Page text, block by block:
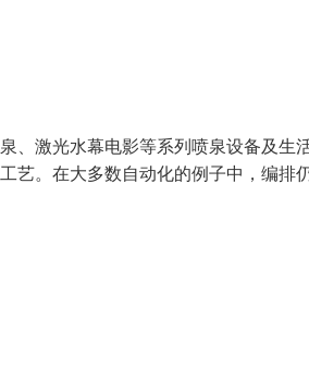
、激光水幕电影等系列喷泉设备及生
艺。在大多数自动化的例子中，编排